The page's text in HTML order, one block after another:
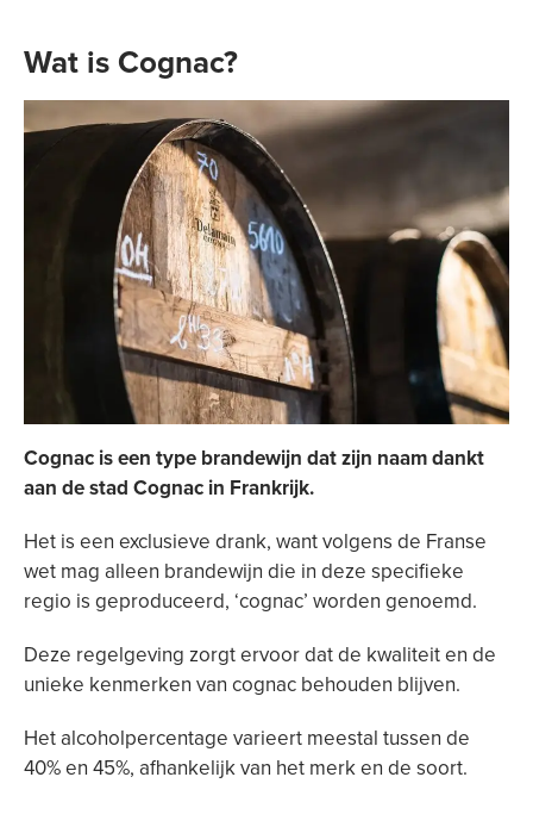
Wat is Cognac?
Cognac is een type brandewijn dat zijn naam dankt
aan de stad Cognac in Frankrijk.
Het is een exclusieve drank, want volgens de Franse
wet mag alleen brandewijn die in deze specifieke
regio is geproduceerd, ‘cognac’ worden genoemd.
Deze regelgeving zorgt ervoor dat de kwaliteit en de
unieke kenmerken van cognac behouden blijven.
Het alcoholpercentage varieert meestal tussen de
40% en 45%, afhankelijk van het merk en de soort.